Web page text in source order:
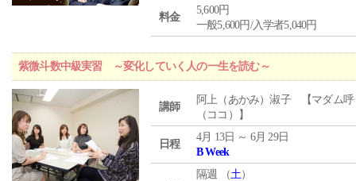
料金
5,600円
一般5,600円/入学者5,040円
紫微斗数中級実習 ～変化していく人の一生を読む～
講師
阿上（あかみ）淑子 【マダム呼
（ココ）】
日程
4月 13日 ～ 6月 29日
B Week
隔週 （土）